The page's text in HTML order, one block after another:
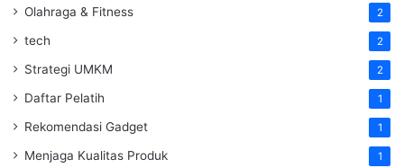
Olahraga & Fitness 2
tech 2
Strategi UMKM 2
Daftar Pelatih 1
Rekomendasi Gadget 1
Menjaga Kualitas Produk 1